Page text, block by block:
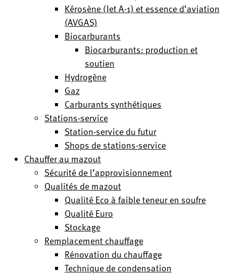
Kérosène (Jet A-1) et essence d’aviation
(AVGAS)
Biocarburants
Biocarburants: production et
soutien
Hydrogène
Gaz
Carburants synthétiques
Stations-service
Station-service du futur
Shops de stations-service
Chauffer au mazout
Sécurité de l’approvisionnement
Qualités de mazout
Qualité Eco à faible teneur en soufre
Qualité Euro
Stockage
Remplacement chauffage
Rénovation du chauffage
Technique de condensation